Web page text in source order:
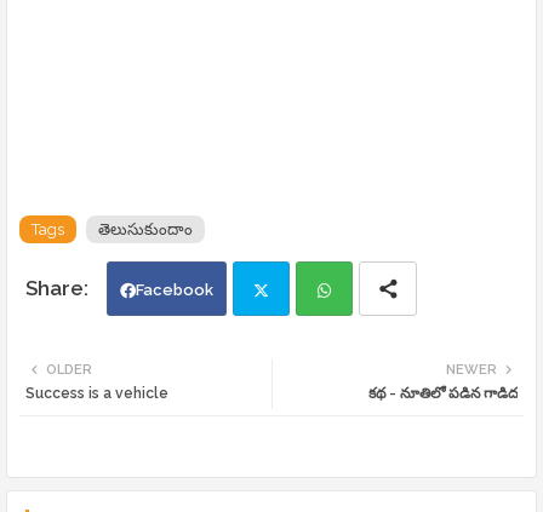
Tags తెలుసుకుందాం
Facebook
NEWER
కథ - నూతిలో పడిన గాడిద
OLDER
Success is a vehicle